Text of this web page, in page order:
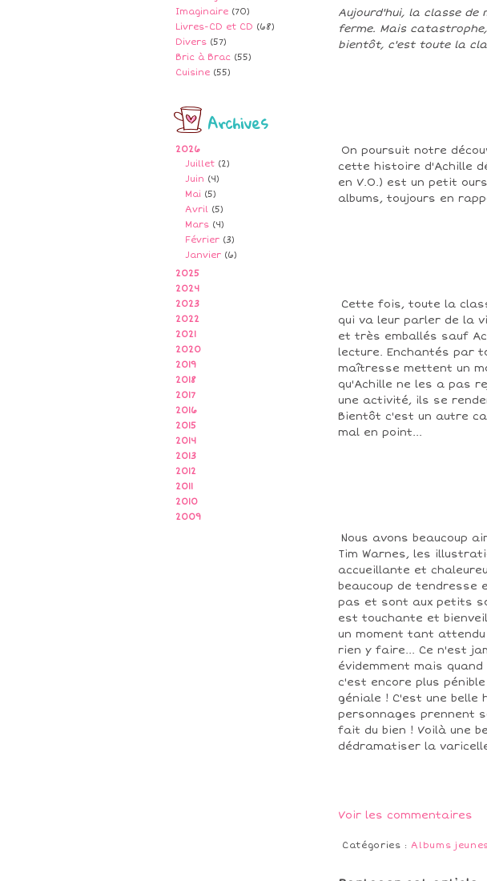
Imaginaire (70)
Livres-CD et CD (68)
Divers (57)
Bric à Brac (55)
Cuisine (55)
Archives
2026
Juillet (2)
Juin (4)
Mai (5)
Avril (5)
Mars (4)
Février (3)
Janvier (6)
2025
2024
2023
2022
2021
2020
2019
2018
2017
2016
2015
2014
2013
2012
2011
2010
2009
Aujourd'hui, la classe de
ferme. Mais
bientôt, c'est toute la
On poursuit notre
cette histoire d'Achille
en V.O.) est un petit
albums, toujours en
Cette fois, toute la
qui va leur parler de la
et très emballés sauf
lecture. Enchantés par
maîtresse mettent un
qu'Achille ne les a pas
une activité, ils se
Bientôt c'est un autre
mal en point...
Nous avons beaucoup
Tim Warnes, les
accueillante et
beaucoup de tendresse
pas et sont aux petits
est touchante et
un moment tant attendu
rien y faire... Ce n'est
évidemment mais
c'est encore plus
géniale ! C'est une
personnages prennent
fait du bien ! Voilà une
dédramatiser la
Voir les commentaires
Catégories :Albums